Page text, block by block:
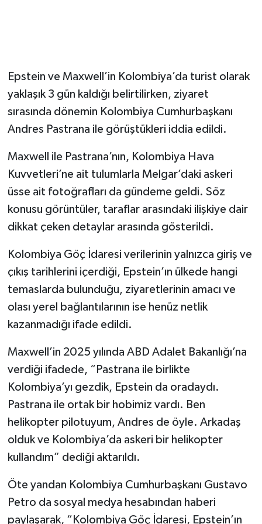
Epstein ve Maxwell’in Kolombiya’da turist olarak
yaklaşık 3 gün kaldığı belirtilirken, ziyaret
sırasında dönemin Kolombiya Cumhurbaşkanı
Andres Pastrana ile görüştükleri iddia edildi.
Maxwell ile Pastrana’nın, Kolombiya Hava
Kuvvetleri’ne ait tulumlarla Melgar’daki askeri
üsse ait fotoğrafları da gündeme geldi. Söz
konusu görüntüler, taraflar arasındaki ilişkiye dair
dikkat çeken detaylar arasında gösterildi.
Kolombiya Göç İdaresi verilerinin yalnızca giriş ve
çıkış tarihlerini içerdiği, Epstein’ın ülkede hangi
temaslarda bulunduğu, ziyaretlerinin amacı ve
olası yerel bağlantılarının ise henüz netlik
kazanmadığı ifade edildi.
Maxwell’in 2025 yılında ABD Adalet Bakanlığı’na
verdiği ifadede, “Pastrana ile birlikte
Kolombiya’yı gezdik, Epstein da oradaydı.
Pastrana ile ortak bir hobimiz vardı. Ben
helikopter pilotuyum, Andres de öyle. Arkadaş
olduk ve Kolombiya’da askeri bir helikopter
kullandım” dediği aktarıldı.
Öte yandan Kolombiya Cumhurbaşkanı Gustavo
Petro da sosyal medya hesabından haberi
paylaşarak, “Kolombiya Göç İdaresi, Epstein’ın